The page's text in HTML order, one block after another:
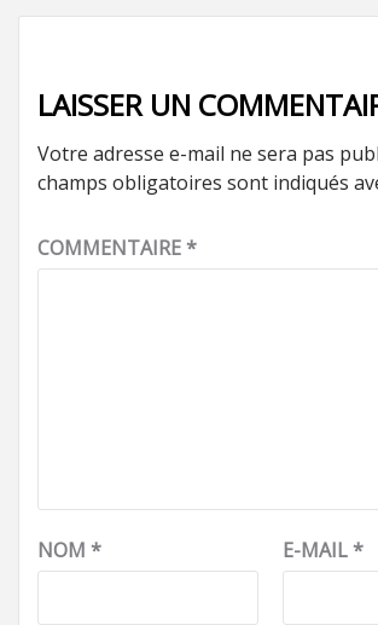
LAISSER UN
Votre adresse e-mail ne sera pas
champs obligatoires sont indiqués
COMMENTAIRE*
NOM * E-MAIL*